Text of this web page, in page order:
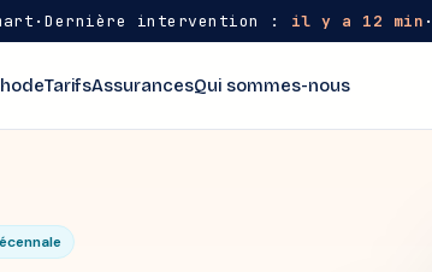
·Dernière intervention : il y a 12 min ·
TarifsAssurancesQui sommes-nous